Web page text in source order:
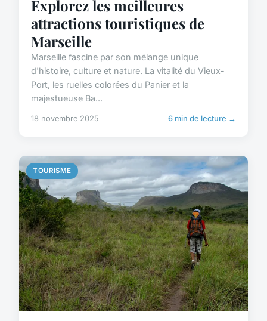
Explorez les meilleures
attractions touristiques de
Marseille
Marseille fascine par son mélange unique
d'histoire, culture et nature. La vitalité du Vieux-
Port, les ruelles colorées du Panier et la
majestueuse Ba...
18 novembre 2025 6 min de lecture →
TOURISME